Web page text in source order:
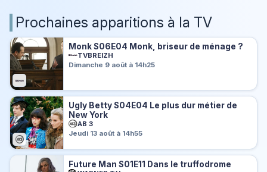
Prochaines apparitions à la TV
Monk S06E04 Monk, briseur de ménage ?
TVBREIZH
Dimanche 9 août à 14h25
Ugly Betty S04E04 Le plus dur métier de
New York
AB 3
Jeudi 13 août à 14h55
Future Man S01E11 Dans le truffodrome